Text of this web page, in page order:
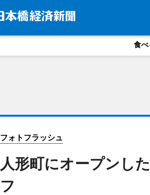
食べ
フォトフラッシュ
人形町にオープンし
フ